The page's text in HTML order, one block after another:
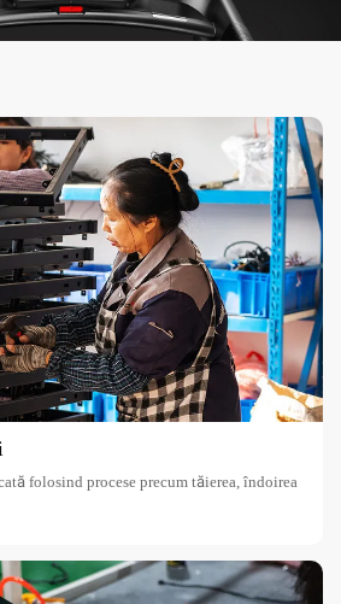
folosind procese precum tăierea, îndoirea